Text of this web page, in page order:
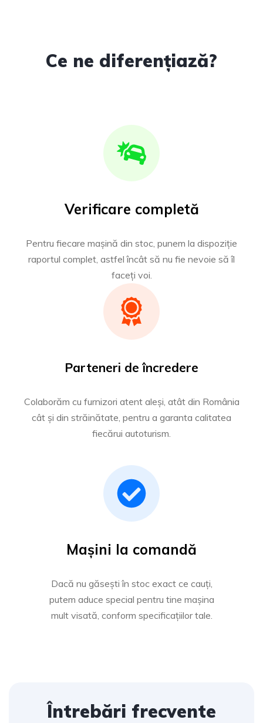
Ce ne diferențiază?
Verificare completă
Pentru fiecare mașină din stoc, punem la dispoziție
raportul complet, astfel încât să nu fie nevoie să îl
faceți voi.
Parteneri de încredere
Colaborăm cu furnizori atent aleși, atât din România
cât și din străinătate, pentru a garanta calitatea
fiecărui autoturism.
Mașini la comandă
Dacă nu găsești în stoc exact ce cauți,
putem aduce special pentru tine mașina
mult visată, conform specificațiilor tale.
Întrebări frecvente